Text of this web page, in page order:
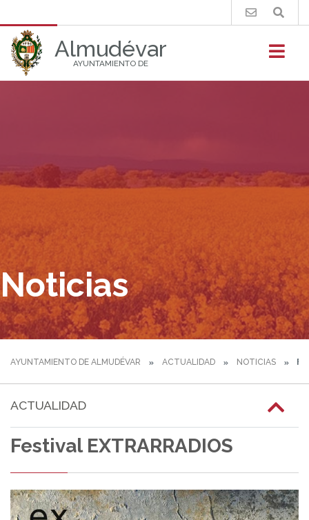
Almudévar
AYUNTAMIENTO DE
Buscar
Noticias
AYUNTAMIENTO DE ALMUDÉVAR ACTUALIDAD NOTICIAS
ACTUALIDAD
Festival EXTRARRADIOS